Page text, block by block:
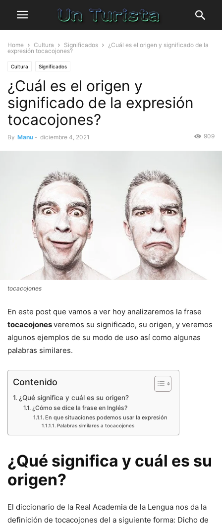
Home Cultura Significados
¿Cuál es el origen y significado de la
expresión tocacojones?
Cultura Significados
¿Cuál es el origen y
significado de la expresión
tocacojones?
By Manu - diciembre 4, 2021 909
tocacojones
En este post que vamos a ver hoy analizaremos la frase
tocacojonesveremos su significado, su origen, y veremos
algunos ejemplos de su modo de uso así como algunas
palabras similares.
Contenido
¿Qué significa y cuál es su origen?
¿Cómo se dice la frase en Inglés?
En que situaciones podemos usar la expresión
Palabras similares a tocacojones
¿Qué significa y cuál es su
origen?
El diccionario de la Real Academia de la Lengua nos da la
definición de tocacojones del a siguiente forma: Dicho de